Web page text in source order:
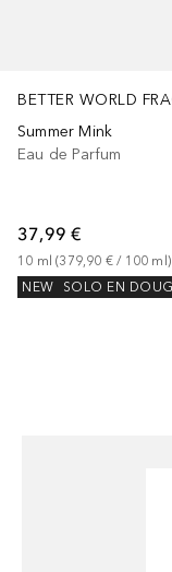
Summer Mink
Eau de Parfum
37,99 €
10 ml (379,90 € / 100 ml)
NEW
SOLO EN